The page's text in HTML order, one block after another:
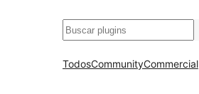
Buscar
TodosCommunityCommercial